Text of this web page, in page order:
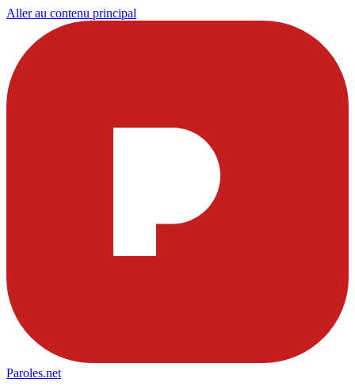
Aller au contenu principal
Paroles.net